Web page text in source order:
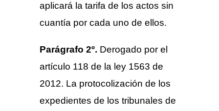
aplicará la tarifa de los actos sin
cuantía por cada uno de ellos.
Parágrafo 2º. Derogado por el
artículo 118 de la ley 1563 de
2012. La protocolización de los
expedientes de los tribunales de